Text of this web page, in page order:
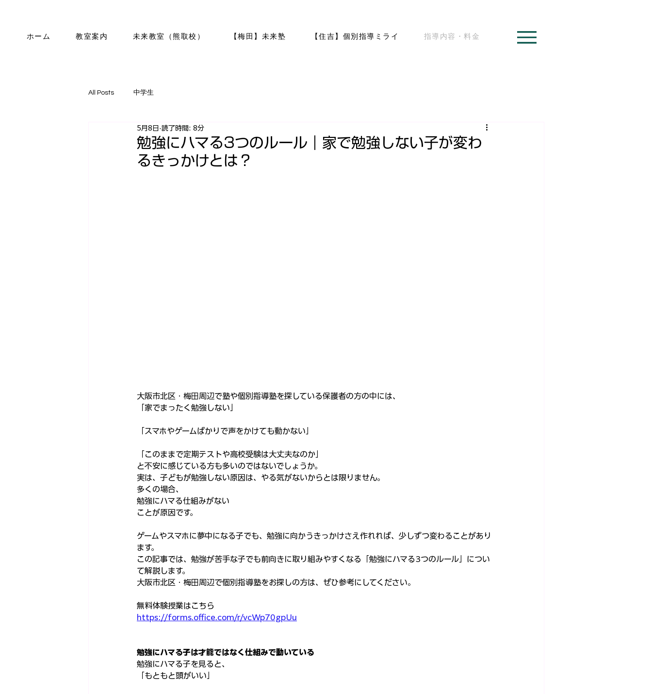
ホーム 教室案内 未来教室（熊取校） 【梅田】未来塾 【住吉】個別指導ミライ 指導内容・料金
All Posts 中学生
勉強にハマる3つのルール｜家で勉強しない子が変わ
るきっかけとは？
5月8日 読了時間: 8分
大阪市北区・梅田周辺で塾や個別指導塾を探している保護者の方の中には、
「家でまったく勉強しない」
「スマホやゲームばかりで声をかけても動かない」
「このままで定期テストや高校受験は大丈夫なのか」
と不安に感じている方も多いのではないでしょうか。
実は、子どもが勉強しない原因は、やる気がないからとは限りません。
多くの場合、
勉強にハマる仕組みがない
ことが原因です。
ゲームやスマホに夢中になる子でも、勉強に向かうきっかけさえ作れれば、少しずつ変わることがあり
ます。
この記事では、勉強が苦手な子でも前向きに取り組みやすくなる「勉強にハマる3つのルール」につい
て解説します。
大阪市北区・梅田周辺で個別指導塾をお探しの方は、ぜひ参考にしてください。
無料体験授業はこちら
https://forms.office.com/r/vcWp70gpUu
勉強にハマる子は才能ではなく仕組みで動いている
勉強にハマる子を見ると、
「もともと頭がいい」